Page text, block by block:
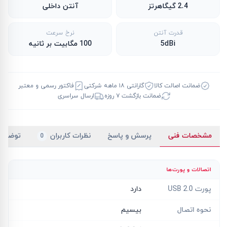
2.4 گیگاهرتز آنتن داخلی
قدرت آنتن
5dBi
نرخ سرعت
100 مگابیت بر ثانیه
ضمانت اصالت کالا گارانتی ۱۸ ماهه شرکتی
فاکتور رسمی و معتبر
ضمانت بازگشت ۷ روزه
ارسال سراسری
مشخصات فنی پرسش و پاسخ نظرات کاربران 0
اتصالات و پورت‌ها
پورت USB 2.0 دارد
نحوه اتصال بیسیم